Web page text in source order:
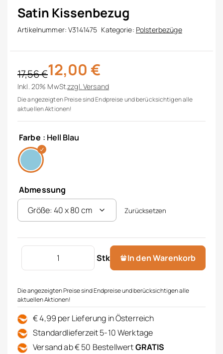
Satin Kissenbezug
Artikelnummer:V3141475 Kategorie: Polsterbezüge
17,56€
Ursprünglicher Preis war: 17,56 €
12,00 €
Aktueller Preis ist: 12,00 €.
Inkl. 20% MwSt.zzgl.Versand
Die angezeigten Preise sind Endpreise und berücksichtigen alle
aktuellen Aktionen!
Farbe : Hell Blau
Abmessung
Zurücksetzen
Stk
Satin Kissenbezug Menge
In den Warenkorb
Die angezeigten Preise sind Endpreise und berücksichtigen alle
aktuellen Aktionen!
€ 4,99 per Lieferung in Österreich
Standardlieferzeit 5-10 Werktage
Versand ab € 50 BestellwertGRATIS